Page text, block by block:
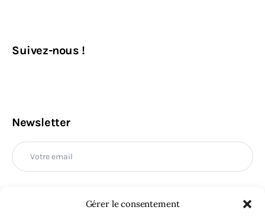
Gérer le consentement
Suivez-nous !
Newsletter
M'INSCRIRE